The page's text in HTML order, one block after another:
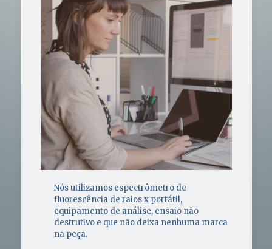
Nós utilizamos espectrômetro de
fluorescência de raios x portátil,
equipamento de análise, ensaio não
destrutivo e que não deixa nenhuma marca
na peça.